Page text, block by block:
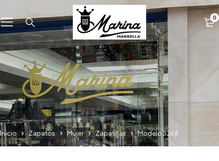
0
Inicio Zapatos Mujer Zapatillas Modelo 3268